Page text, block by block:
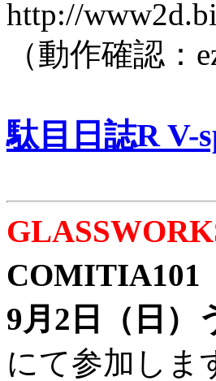
http://
（動作確認：
駄目日誌R V-
COMITIA101
9月2日（日）
にて参加しま